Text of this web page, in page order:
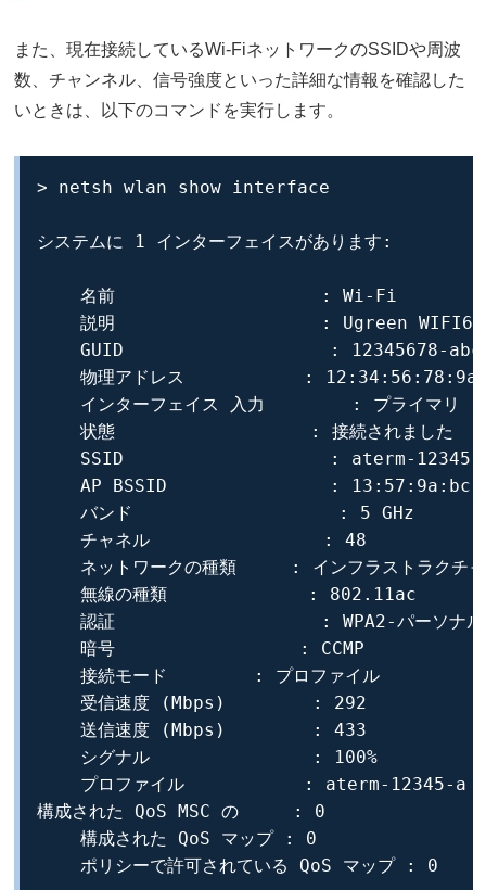
また、現在接続しているWi-FiネットワークのSSIDや周波
数、チャンネル、信号強度といった詳細な情報を確認した
いときは、以下のコマンドを実行します。
> netsh wlan show interface
システムに 1 インターフェイスがあります:
    名前                   : Wi-Fi
説明                   : Ugreen WIFI6
GUID                   : 12345678-
物理アドレス           :
    インターフェイス 入力        : プライマリ
    状態                  : 接続されました
SSID                   : aterm-12345-
AP BSSID               :
    バンド                   : 5 GHz
    チャネル                : 48
    ネットワークの種類     : インフラストラクチャ
    無線の種類             : 802.11ac
    認証                   : WPA2-パーソナル
    暗号                 : CCMP
    接続モード        : プロファイル
    受信速度 (Mbps)        : 292
    送信速度 (Mbps)        : 433
    シグナル               : 100%
    プロファイル           : aterm-12345-a
構成された QoS MSC の     : 0
    構成された QoS マップ : 0
    ポリシーで許可されている QoS マップ : 0